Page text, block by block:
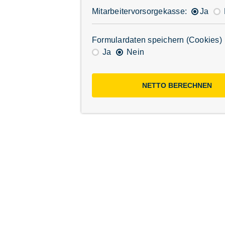
Mitarbeiter­vorsorgekasse: Ja
Formulardaten speichern (Cookies)
Ja
Nein
NETTO BERECHNEN